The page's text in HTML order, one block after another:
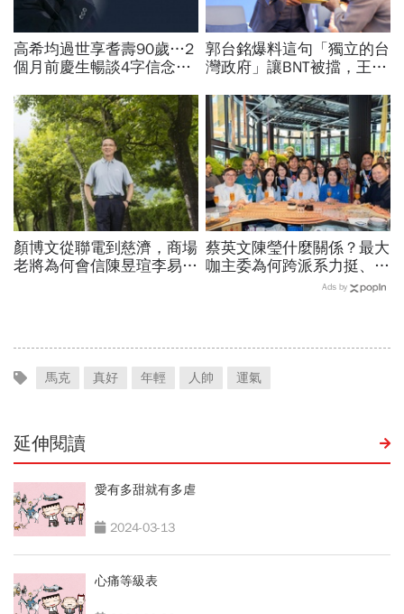
高希均過世享耆壽90歲…2
個月前慶生暢談4字信念，
福、一切靠自己爭氣
郭台銘爆料這句「獨立的台
灣政府」讓BNT被擋，王必
董的信不是這樣寫
顏博文從聯電到慈濟，商場
老將為何會信陳昱瑄李易
蔡英文陳瑩什麼關係？最大
咖主委為何跨派系力挺、連
饒慶鈴都曬合照...同場背後
Ads by
馬克 真好 年輕 人帥 運氣
延伸閱讀
愛有多甜就有多虐
2024-03-13
心痛等級表